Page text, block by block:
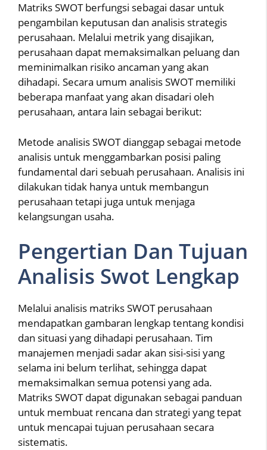
Matriks SWOT berfungsi sebagai dasar untuk
pengambilan keputusan dan analisis strategis
perusahaan. Melalui metrik yang disajikan,
perusahaan dapat memaksimalkan peluang dan
meminimalkan risiko ancaman yang akan
dihadapi. Secara umum analisis SWOT memiliki
beberapa manfaat yang akan disadari oleh
perusahaan, antara lain sebagai berikut:
Metode analisis SWOT dianggap sebagai metode
analisis untuk menggambarkan posisi paling
fundamental dari sebuah perusahaan. Analisis ini
dilakukan tidak hanya untuk membangun
perusahaan tetapi juga untuk menjaga
kelangsungan usaha.
Pengertian Dan Tujuan
Analisis Swot Lengkap
Melalui analisis matriks SWOT perusahaan
mendapatkan gambaran lengkap tentang kondisi
dan situasi yang dihadapi perusahaan. Tim
manajemen menjadi sadar akan sisi-sisi yang
selama ini belum terlihat, sehingga dapat
memaksimalkan semua potensi yang ada.
Matriks SWOT dapat digunakan sebagai panduan
untuk membuat rencana dan strategi yang tepat
untuk mencapai tujuan perusahaan secara
sistematis.